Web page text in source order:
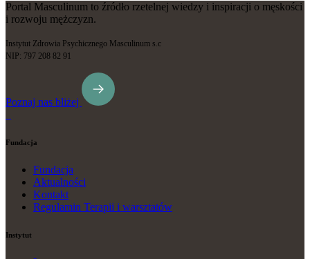
Portal Masculinum to źródło rzetelnej wiedzy i inspiracji o męskości
i rozwoju mężczyzn.
Instytut Zdrowia Psychicznego Masculinum s.c
NIP: 797 208 82 91
Poznaj nas bliżej
Fundacja
Fundacja
Aktualności
Kontakt
Regulamin Terapii i warsztatów
Instytut